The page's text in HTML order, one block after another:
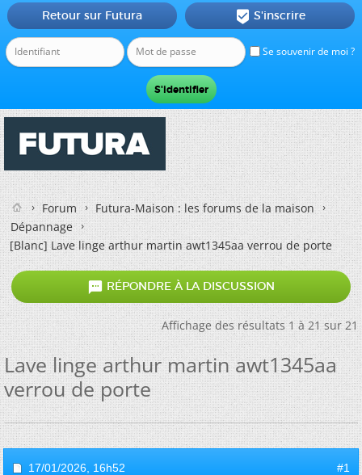
Se souvenir de moi ?
Retour sur Futura  S'inscrire
Forum
Futura-Maison : les forums de la maison
Dépannage
[Blanc]Lave linge arthur martin awt1345aa verrou de porte
 RÉPONDRE À LA DISCUSSION
Affichage des résultats 1 à 21 sur 21
Lave linge arthur martin awt1345aa
verrou de porte
17/01/2026, 16h52 #1